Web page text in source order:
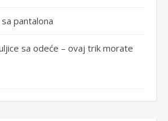
pantalona
sa odeće – ovaj trik morate